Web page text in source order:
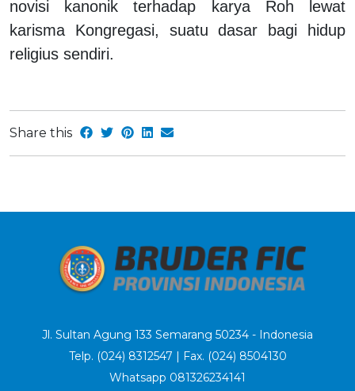
novisi kanonikterhadap karya Roh lewat
karisma Kongregasi, suatu dasar bagi hidup
religius sendiri.
Share this
Jl. Sultan Agung 133 Semarang 50234 - Indonesia
Telp. (024) 8312547 | Fax. (024) 8504130
Whatsapp 081326234141